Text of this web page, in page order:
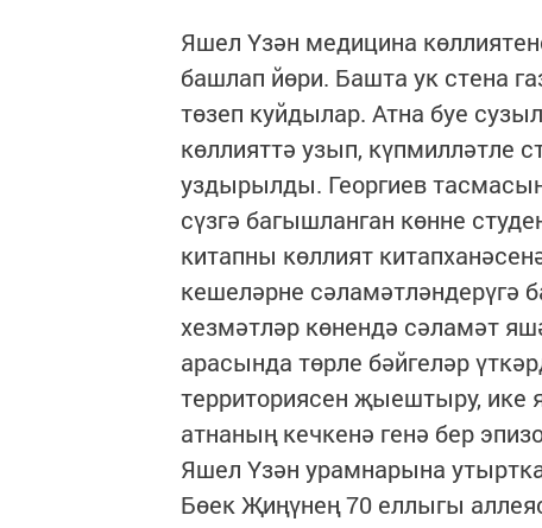
Яшел Үзән медицина
башлап йөри. Башта ук стена
төзеп куйдылар. Атна буе
көллияттә узып, күпмилләтле
уздырылды. Георгиев
сүзгә багышланган көнне
китапны көллият
кешеләрне сәламәтләндерүгә
хезмәтләр көнендә сәламәт
арасында төрле бәйгеләр
территориясен җыештыру, ике
атнаның кечкенә генә бер
Яшел Үзән урамнарына
Бөек Җиңүнең 70 еллыгы